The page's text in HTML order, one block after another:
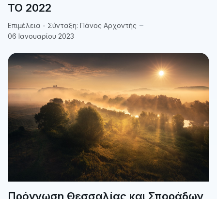
ΤΟ 2022
Επιμέλεια - Σύνταξη: Πάνος Αρχοντής
06 Ιανουαρίου 2023
Πρόγνωση Θεσσαλίας και Σποράδων